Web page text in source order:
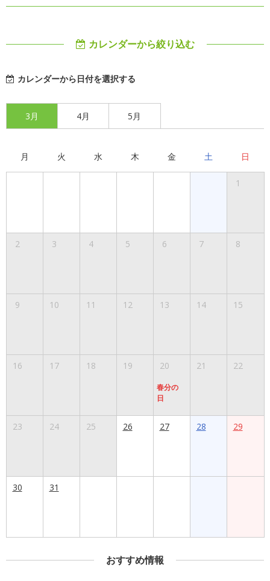
カレンダーから絞り込む
カレンダーから日付を選択する
3月 4月 5月
月 火 水 木 金 土 日
1
2 3 4 5 6 7 8
9 10 11 12 13 14 15
16 17 18 19 20
春分の
日
21 22
23 24 25 26 27 28 29
30 31
おすすめ情報